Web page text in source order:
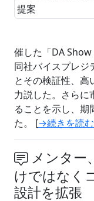
催した「DA Show
同社バイスプレジ
とその検証性、高
力説した。さらに
ることを示し、期
た。 [→続きを読む
メンター
けではなく
設計を拡張